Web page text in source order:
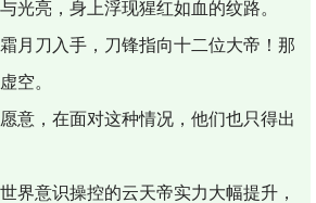
光亮，身上浮现猩红如血的纹路。
月刀入手，刀锋指向十二位大帝！那
空。
意，在面对这种情况，他们也只得出
界意识操控的云天帝实力大幅提升，